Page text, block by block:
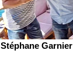
Stéphane Garnier